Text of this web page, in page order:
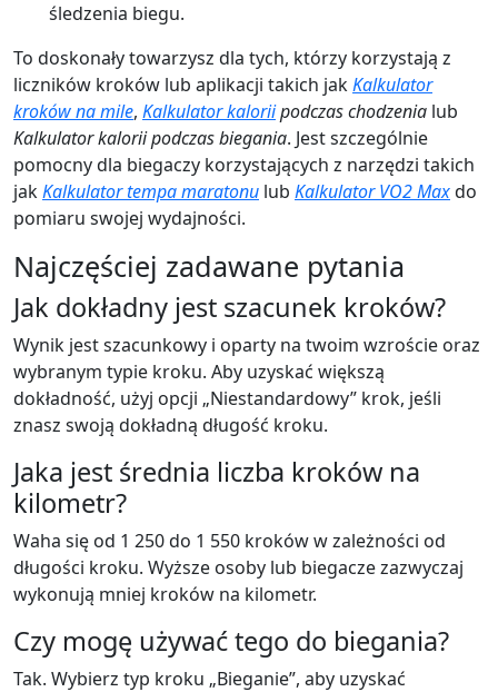
śledzenia biegu.
To doskonały towarzysz dla tych, którzy korzystają z
liczników kroków lub aplikacji takich jakKalkulator
kroków na mile, Kalkulator kaloriipodczas chodzenia lub
Kalkulator kalorii podczas biegania. Jest szczególnie
pomocny dla biegaczy korzystających z narzędzi takich
jakKalkulator tempa maratonu lub Kalkulator VO2 Maxdo
pomiaru swojej wydajności.
Najczęściej zadawane pytania
Jak dokładny jest szacunek kroków?
Wynik jest szacunkowy i oparty na twoim wzroście oraz
wybranym typie kroku. Aby uzyskać większą
dokładność, użyj opcji „Niestandardowy” krok, jeśli
znasz swoją dokładną długość kroku.
Jaka jest średnia liczba kroków na
kilometr?
Waha się od 1 250 do 1 550 kroków w zależności od
długości kroku. Wyższe osoby lub biegacze zazwyczaj
wykonują mniej kroków na kilometr.
Czy mogę używać tego do biegania?
Tak. Wybierz typ kroku „Bieganie”, aby uzyskać